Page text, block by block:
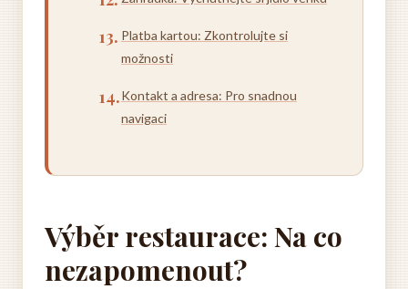
Platba kartou: Zkontrolujte si
možnosti
Kontakt a adresa: Pro snadnou
navigaci
Výběr restaurace: Na co
nezapomenout?